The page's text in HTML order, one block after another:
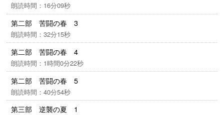
朗読時間：16分09秒
第二部 苦闘の春 3
朗読時間：32分15秒
第二部 苦闘の春 4
朗読時間：1時間0分22秒
第二部 苦闘の春 5
朗読時間：40分54秒
第三部 逆襲の夏 1